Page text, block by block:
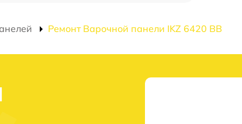
Ремонт Варочной панели IKZ 6420 BB